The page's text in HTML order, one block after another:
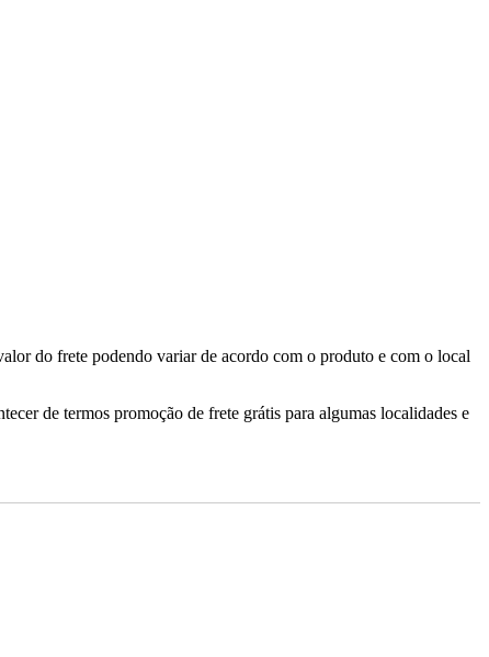
do frete podendo variar de acordo com o produto e com o local
de termos promoção de frete grátis para algumas localidades e